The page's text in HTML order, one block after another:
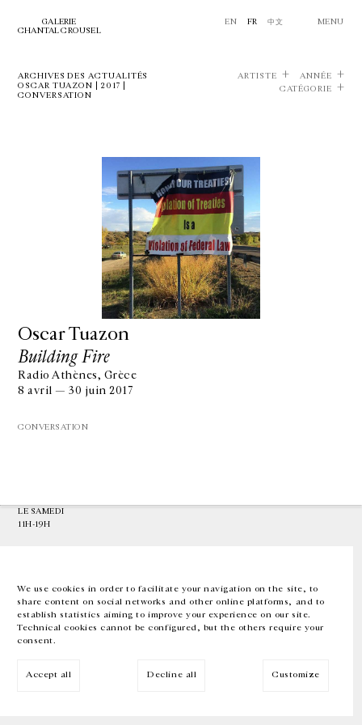
We use cookies in order to facilitate your navigation on the site, to
share content on social networks and other online platforms, and to
establish statistics aiming to improve your experience on our site.
Technical cookies cannot be configured, but the others require your
consent.
Accept all Decline all Customize
GALERIE
CHANTAL CROUSEL
EN FR 中文 MENU
ARCHIVES DES ACTUALITÉS
OSCAR TUAZON | 2017 |
CONVERSATION
ARTISTE
ANNÉE
CATÉGORIE
Oscar Tuazon
Building Fire
Radio Athènes, Grèce
8 avril — 30 juin 2017
CONVERSATION
GALERIE CHANTAL CROUSEL
T.+33 1 42 77 38 87
LE SAMEDI
11H-19H
EN FR 中文 Facebook Instagram
Inscrivez-vous à notre newsletter